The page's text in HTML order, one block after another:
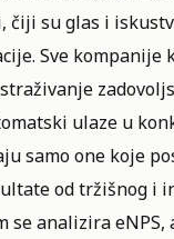
čiji su glas i
Sve kompanije
ulaze u
samo one koje
od tržišnog i
se analizira eNPS,